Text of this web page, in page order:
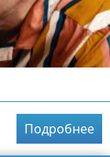
Подробнее